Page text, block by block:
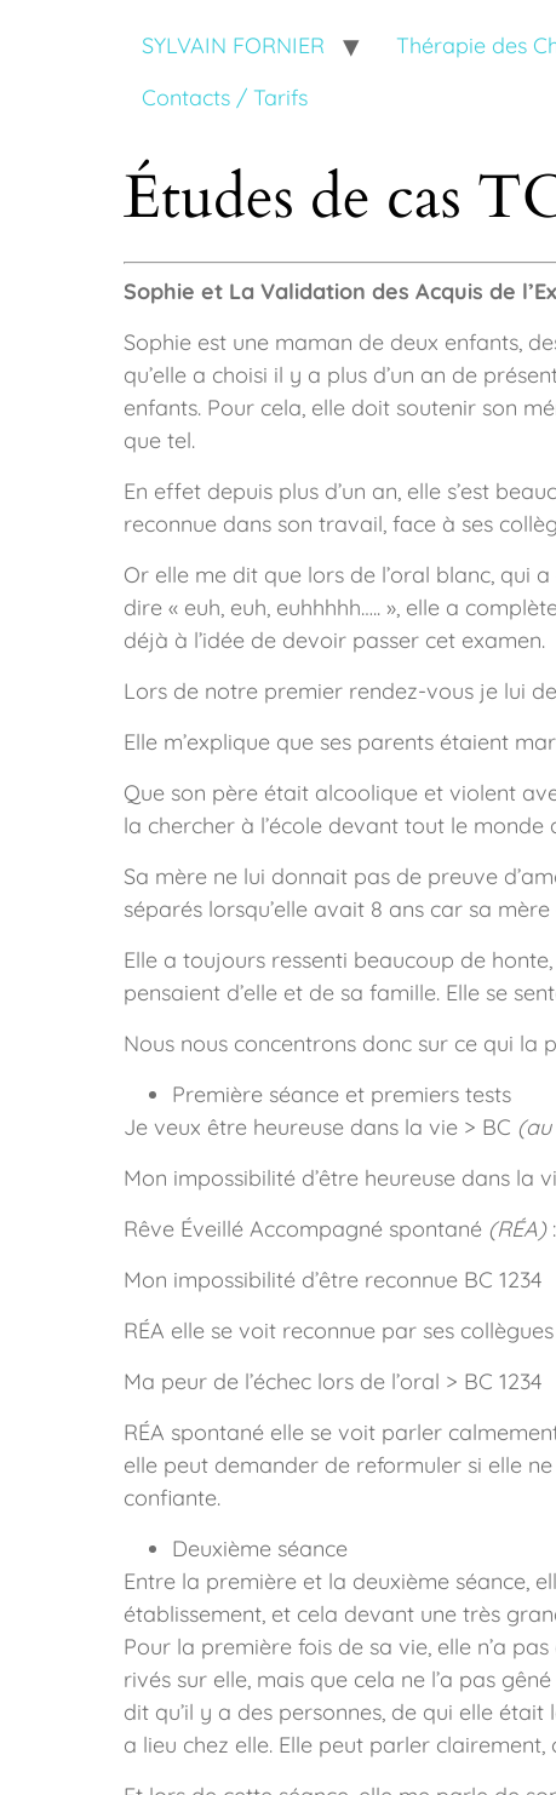
SYLVAIN FORNIER Thérapie des
Contacts / Tarifs
Études de cas
Sophie et La Validation des Acquis de
Sophie est une maman de deux enfants,
qu’elle a choisi il y a plus d’un an de
enfants. Pour cela, elle doit soutenir son
que tel.
En effet depuis plus d’un an, elle s’est
reconnue dans son travail, face à ses
Or elle me dit que lors de l’oral blanc, qui
dire « euh, euh, euhhhhh….. », elle a
déjà à l’idée de devoir passer cet examen.
Lors de notre premier rendez-vous je lui
Elle m’explique que ses parents étaient
Que son père était alcoolique et violent
la chercher à l’école devant tout le monde
Sa mère ne lui donnait pas de preuve
séparés lorsqu’elle avait 8 ans car sa
Elle a toujours ressenti beaucoup de
pensaient d’elle et de sa famille. Elle se
Nous nous concentrons donc sur ce qui la
Première séance et premiers tests
Je veux être heureuse dans la vie > BC (au
Mon impossibilité d’être heureuse dans la
Rêve Éveillé Accompagné spontané (RÉA)
Mon impossibilité d’être reconnue BC 1234
RÉA elle se voit reconnue par ses
Ma peur de l’échec lors de l’oral > BC 1234
RÉA spontané elle se voit parler
elle peut demander de reformuler si elle
confiante.
Deuxième séance
Entre la première et la deuxième séance,
établissement, et cela devant une très
Pour la première fois de sa vie, elle n’a
rivés sur elle, mais que cela ne l’a pas
dit qu’il y a des personnes, de qui elle
a lieu chez elle. Elle peut parler clairement,